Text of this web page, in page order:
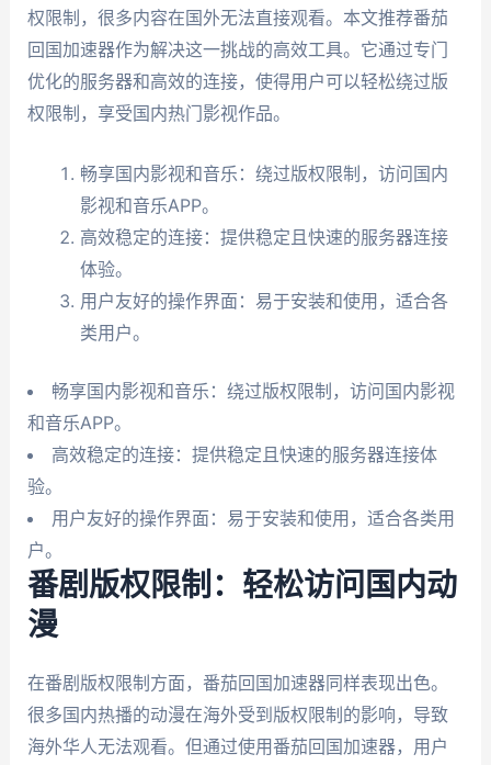
权限制，很多内容在国外无法直接观看。本文推荐番茄
回国加速器作为解决这一挑战的高效工具。它通过专门
优化的服务器和高效的连接，使得用户可以轻松绕过版
权限制，享受国内热门影视作品。
畅享国内影视和音乐：绕过版权限制，访问国内
影视和音乐APP。
高效稳定的连接：提供稳定且快速的服务器连接
体验。
用户友好的操作界面：易于安装和使用，适合各
类用户。
畅享国内影视和音乐：绕过版权限制，访问国内影视
和音乐APP。
高效稳定的连接：提供稳定且快速的服务器连接体
验。
用户友好的操作界面：易于安装和使用，适合各类用
户。
番剧版权限制：轻松访问国内动
漫
在番剧版权限制方面，番茄回国加速器同样表现出色。
很多国内热播的动漫在海外受到版权限制的影响，导致
海外华人无法观看。但通过使用番茄回国加速器，用户